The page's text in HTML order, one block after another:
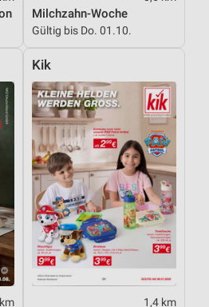
Milchzahn-Woche
Gültig bis Do. 01.10.
Kik
1,4 km
zur Auswahl
Personalisierung
zur Auswahl
von Inhalten
durch Statistiken oder
aus verschiedenen
der Angebote